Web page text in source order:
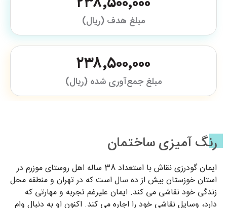
مبلغ هدف (ریال)
۲۳۸٬۵۰۰٬۰۰۰
مبلغ جمع‌آوری شده (ریال)
رنگ آمیزی ساختمان
ایمان گودرزی نقاش با استعداد 38 ساله اهل روستای موزرم در
استان خوزستان بیش از ده سال است که در تهران و منطقه محل
زندگی خود نقاشی می کند. ایمان علیرغم تجربه و مهارتی که
دارد، وسایل نقاشی خود را اجاره می کند. اکنون او به دنبال وام